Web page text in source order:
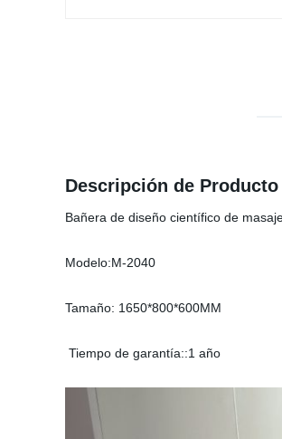
Descripción de Producto
Bañera de diseño científico de
Modelo:M-2040
Tamaño: 1650*800*600MM
Tiempo de garantía::1 año